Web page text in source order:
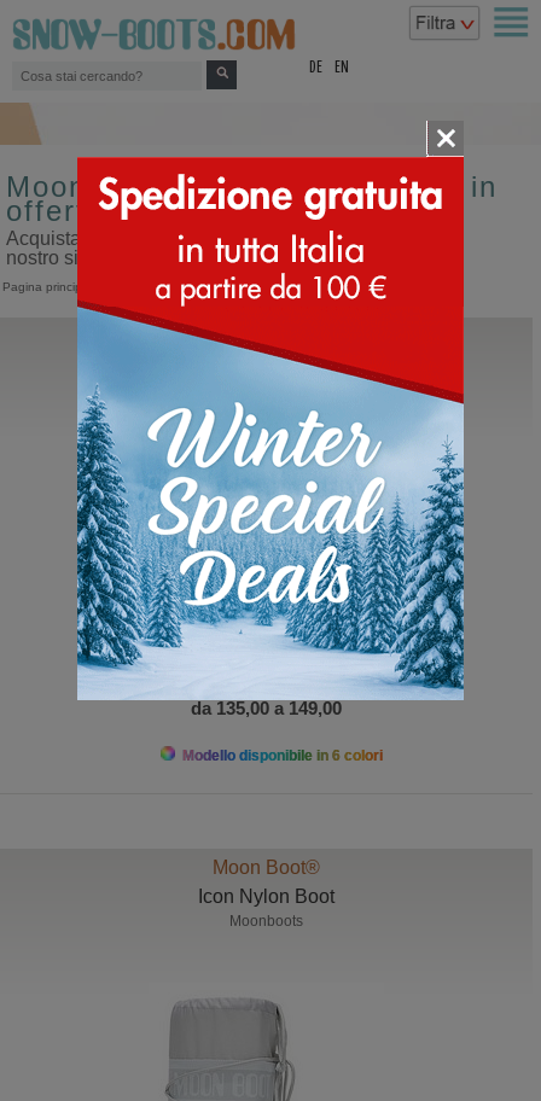
DE EN
Moon boot da uomo misura 46 in
offerta
Acquista moon boot da uomo misura 46 in offerta sul
nostro sito dedicato ai doposci
Pagina principale >Moon Boot
Moon Boot®
Icon Low Nylon
da 135,00 a 149,00
Modello disponibile in 6 colori
Moon Boot®
Icon Nylon Boot
Moonboots